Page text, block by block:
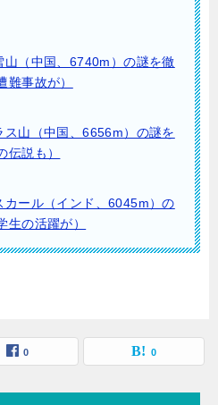
山（中国、6740m）の謎を徹
難事故が）
ス山（中国、6656m）の謎を
伝説も）
カール（インド、6045m）の
生の活躍が）
0 0